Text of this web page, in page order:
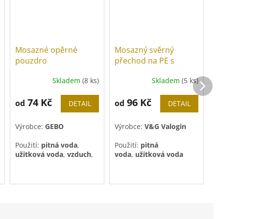
Mosazné opěrné
pouzdro
Skladem (8 ks)
od 74 Kč DETAIL
Výrobce: GEBO
Použití: pitná voda,
užitková voda, vzduch,
Mosazný svěrný
přechod na PE s
Skladem (5 ks)
od 96 Kč DETAIL
Výrobce: V&G Valogin
Použití: pitná
voda, užitková voda